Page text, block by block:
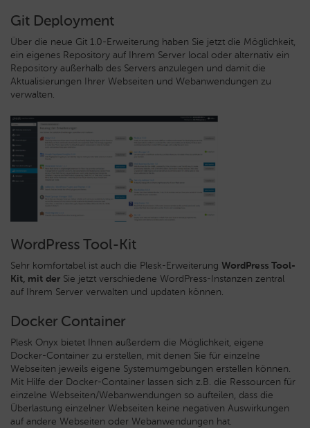
Git Deployment
Über die neue Git 1.0-Erweiterung haben Sie jetzt die Möglichkeit,
ein eigenes Repository auf Ihrem Server local oder alternativ ein
Repository außerhalb des Servers anzulegen und damit die
Aktualisierungen Ihrer Webseiten und Webanwendungen zu
verwalten.
WordPress Tool-Kit
Sehr komfortabel ist auch die Plesk-Erweiterung WordPress Tool-
Kit, mit der Sie jetzt verschiedene WordPress-Instanzen zentral
auf Ihrem Server verwalten und updaten können.
Docker Container
Plesk Onyx bietet Ihnen außerdem die Möglichkeit, eigene
Docker-Container zu erstellen, mit denen Sie für einzelne
Webseiten jeweils eigene Systemumgebungen erstellen können.
Mit Hilfe der Docker-Container lassen sich z.B. die Ressourcen für
einzelne Webseiten/Webanwendungen so aufteilen, dass die
Überlastung einzelner Webseiten keine negativen Auswirkungen
auf andere Webseiten oder Webanwendungen hat.